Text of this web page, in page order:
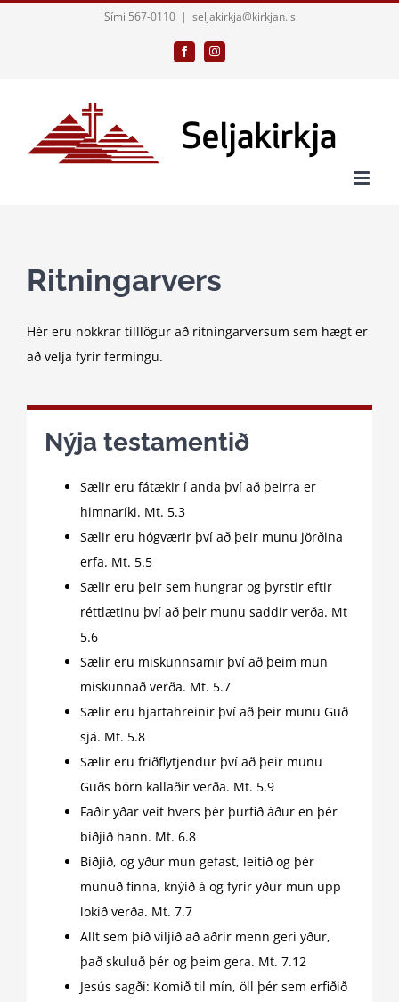
Sími 567-0110 | seljakirkja@kirkjan.is
FacebookInstagram
Ritningarvers
Hér eru nokkrar tilllögur að ritningarversum sem hægt er
að velja fyrir fermingu.
Nýja testamentið
Sælir eru fátækir í anda því að þeirra er
himnaríki. Mt. 5.3
Sælir eru hógværir því að þeir munu jörðina
erfa. Mt. 5.5
Sælir eru þeir sem hungrar og þyrstir eftir
réttlætinu því að þeir munu saddir verða. Mt
5.6
Sælir eru miskunnsamir því að þeim mun
miskunnað verða. Mt. 5.7
Sælir eru hjartahreinir því að þeir munu Guð
sjá. Mt. 5.8
Sælir eru friðflytjendur því að þeir munu
Guðs börn kallaðir verða. Mt. 5.9
Faðir yðar veit hvers þér þurfið áður en þér
biðjið hann. Mt. 6.8
Biðjið, og yður mun gefast, leitið og þér
munuð finna, knýið á og fyrir yður mun upp
lokið verða. Mt. 7.7
Allt sem þið viljið að aðrir menn geri yður,
það skuluð þér og þeim gera. Mt. 7.12
Jesús sagði: Komið til mín, öll þér sem erfiðið